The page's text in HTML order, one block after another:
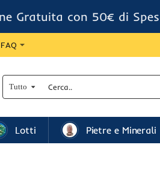
Gratuita con 50€ di
FAQ
Tutto
Cerca..
Lotti Pietre e Minerali